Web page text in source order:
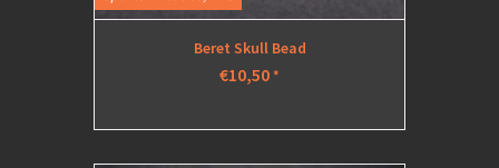
Beret Skull Bead
€10,50*